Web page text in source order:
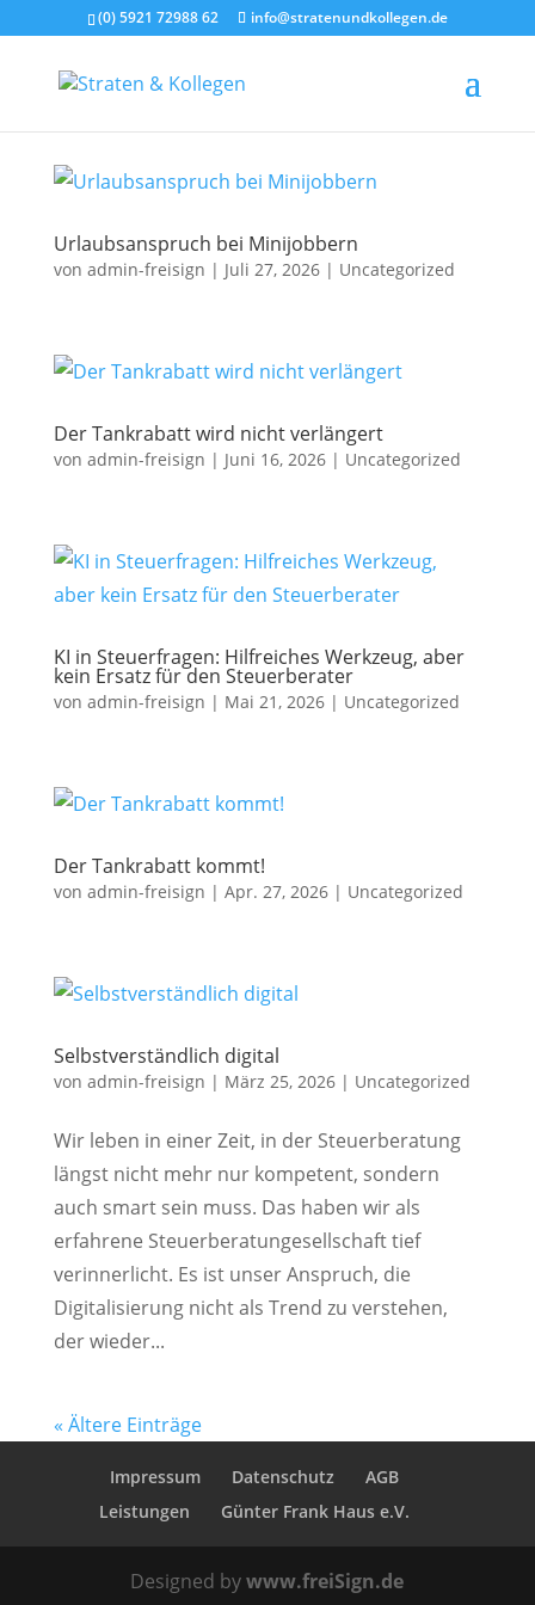
(0) 5921 72988 62 info@stratenundkollegen.de
Urlaubsanspruch bei Minijobbern
von admin-freisign | Juli 27, 2026| Uncategorized
Der Tankrabatt wird nicht verlängert
von admin-freisign | Juni 16, 2026| Uncategorized
KI in Steuerfragen: Hilfreiches Werkzeug, aber
kein Ersatz für den Steuerberater
von admin-freisign | Mai 21, 2026| Uncategorized
Der Tankrabatt kommt!
von admin-freisign | Apr. 27, 2026| Uncategorized
Selbstverständlich digital
von admin-freisign | März 25, 2026| Uncategorized
Wir leben in einer Zeit, in der Steuerberatung
längst nicht mehr nur kompetent, sondern
auch smart sein muss. Das haben wir als
erfahrene Steuerberatungesellschaft tief
verinnerlicht. Es ist unser Anspruch, die
Digitalisierung nicht als Trend zu verstehen,
der wieder...
« Ältere Einträge
Impressum Datenschutz
AGB
Leistungen
Günter Frank Haus e.V.
Designed bywww.freiSign.de